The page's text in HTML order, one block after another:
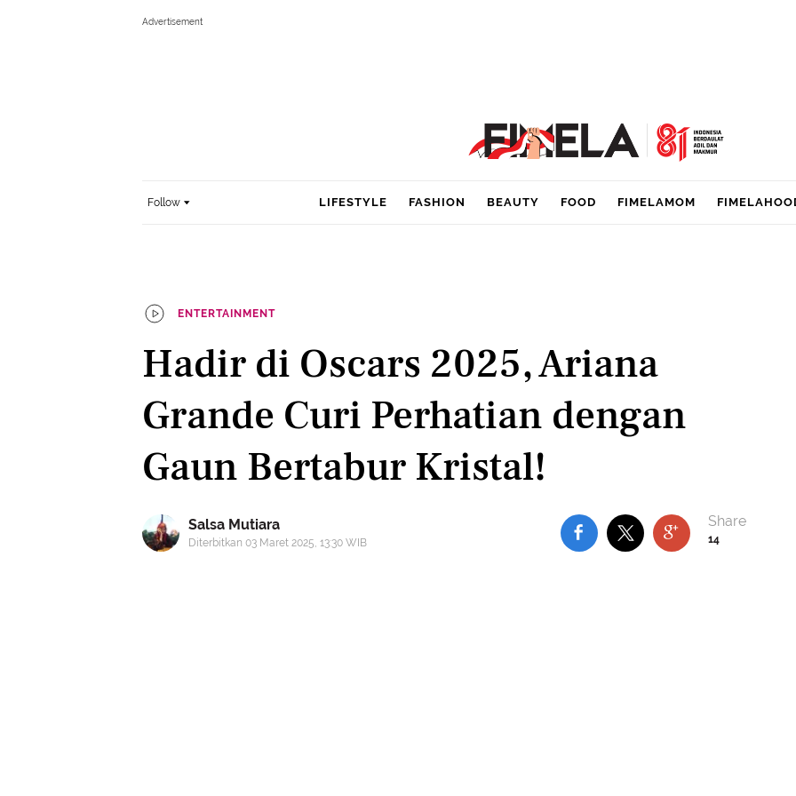
Follow LIFESTYLE FASHION BEAUTY FOOD FIMELAMOM
ENTERTAINMENT
Hadir di Oscars 2025, Ariana
Grande Curi Perhatian dengan
Gaun Bertabur Kristal!
Salsa Mutiara
Diterbitkan 03 Maret 2025, 13:30 WIB 14